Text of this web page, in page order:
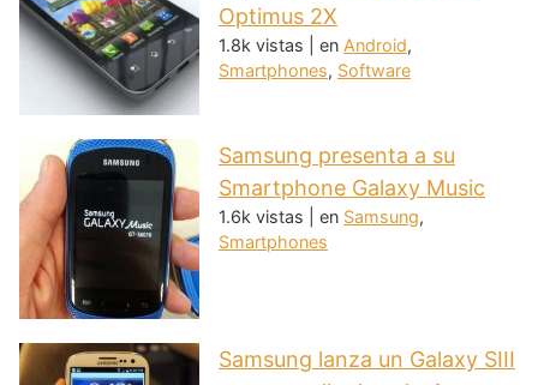
Optimus 2X
1.8k vistas en Android,
Smartphones, Software
Samsung presenta a su
Smartphone Galaxy Music
1.6k vistas en Samsung,
Smartphones
Samsung lanza un Galaxy SIII